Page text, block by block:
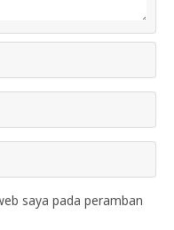
saya pada peramban